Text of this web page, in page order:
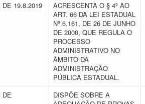
19.8.2019
ACRESCENTA O § 4º AO
ART. 66 DA LEI ESTADUAL
Nº 6.161, DE 26 DE JUNHO
DE 2000, QUE REGULA O
PROCESSO
ADMINISTRATIVO NO
ÂMBITO DA
ADMINISTRAÇÃO
PÚBLICA ESTADUAL.
DE
DISPÕE SOBRE A